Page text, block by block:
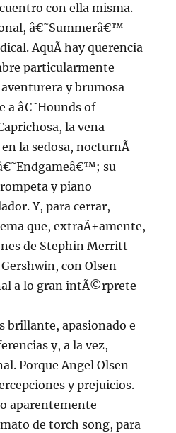
con ella misma.
â€˜Summerâ€™
AquÃ­ hay querencia
particularmente
y brumosa
a â€˜Hounds of
la vena
en la sedosa, nocturnÃ­
su
y piano
Y, para cerrar,
que, extraÃ±amente,
de Stephin Merritt
con Olsen
a lo gran intÃ©rprete
brillante, apasionado e
y, a la vez,
Porque Angel Olsen
y prejuicios.
aparentemente
de torch song, para